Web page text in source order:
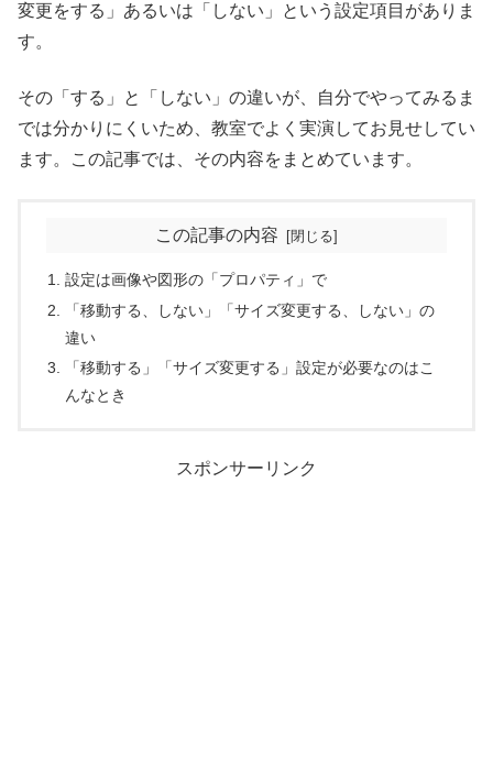
変更をする」あるいは「しない」という設定項目がありま
す。
その「する」と「しない」の違いが、自分でやってみるま
では分かりにくいため、教室でよく実演してお見せしてい
ます。この記事では、その内容をまとめています。
この記事の内容
設定は画像や図形の「プロパティ」で
「移動する、しない」「サイズ変更する、しない」の
違い
「移動する」「サイズ変更する」設定が必要なのはこ
んなとき
スポンサーリンク